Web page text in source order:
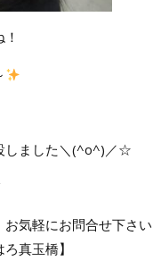
しました＼(^o^)／☆
気軽にお問合せ下さい
真玉橋】